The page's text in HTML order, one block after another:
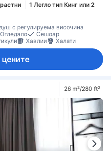
1 Легло тип Кинг или 2
с регулируема височина
Огледало
Сешоар
Хавлии Халати
26 m²/280 ft²